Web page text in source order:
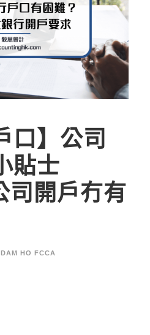
口】公司
貼士
司開戶冇有
HO FCCA